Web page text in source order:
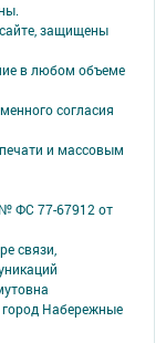
защищены
в любом объеме
согласия
и массовым
ФС 77-67912 от
связи,
город Набережные